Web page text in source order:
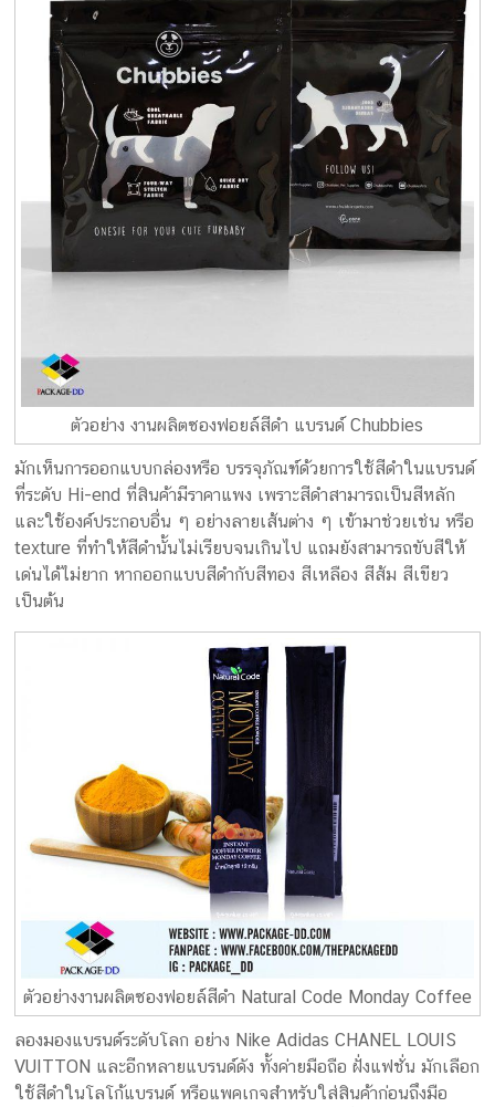
ตัวอย่าง งานผลิตซองฟอยล์สีดำ แบรนด์ Chubbies
มักเห็นการออกแบบกล่องหรือ บรรจุภัณฑ์ด้วยการใช้สีดำในแบรนด์
ที่ระดับ Hi-end ที่สินค้ามีราคาแพง เพราะสีดำสามารถเป็นสีหลัก
และใช้องค์ประกอบอื่น ๆ อย่างลายเส้นต่าง ๆ เข้ามาช่วยเช่น หรือ
texture ที่ทำให้สีดำนั้นไม่เรียบจนเกินไป แถมยังสามารถขับสีให้
เด่นได้ไม่ยาก หากออกแบบสีดำกับสีทอง สีเหลือง สีส้ม สีเขียว
เป็นต้น
ตัวอย่างงานผลิตซองฟอยล์สีดำ Natural Code Monday Coffee
ลองมองแบรนด์ระดับโลก อย่าง Nike Adidas CHANEL LOUIS
VUITTON และอีกหลายแบรนด์ดัง ทั้งค่ายมือถือ ฝั่งแฟชั่น มักเลือก
ใช้สีดำในโลโก้แบรนด์ หรือแพคเกจสำหรับใส่สินค้าก่อนถึงมือ